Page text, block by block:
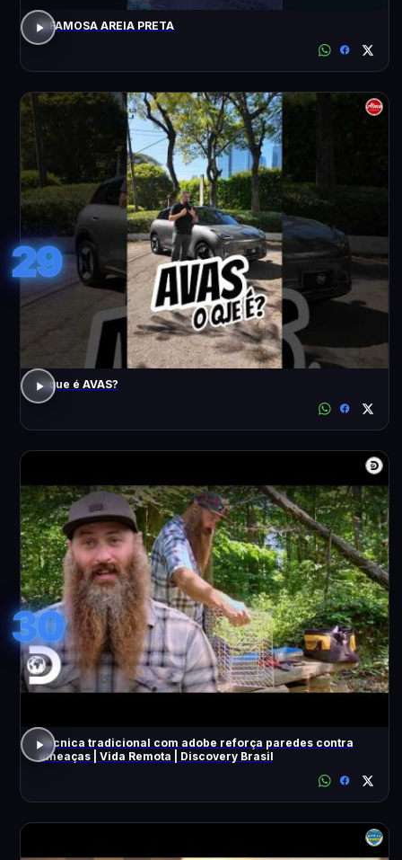
A FAMOSA AREIA PRETA
29
o que é AVAS?
30
Técnica tradicional com adobe reforça paredes contra
ameaças | Vida Remota | Discovery Brasil